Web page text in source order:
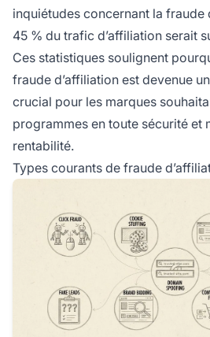
inquiétudes concernant la fraude
45 % du trafic d’affiliation serait
Ces statistiques soulignent
fraude d’affiliation est devenue
crucial pour les marques
programmes en toute sécurité et
rentabilité.
Types courants de fraude